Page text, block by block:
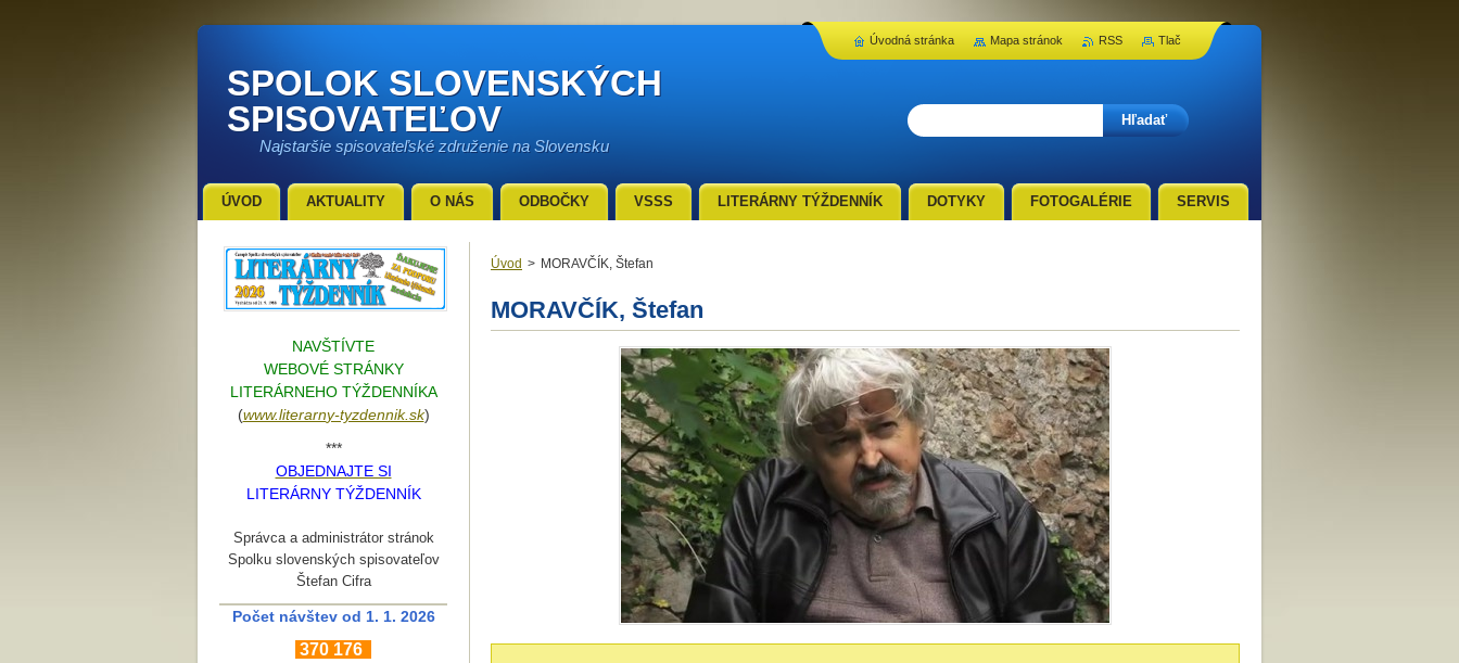
SPOLOK SLOVENSKÝCH
SPISOVATEĽOV
Najstaršie spisovateľské združenie na Slovensku
Úvod > MORAVČÍK, Štefan
MORAVČÍK, Štefan
NAVŠTÍVTE
WEBOVÉ STRÁNKY
LITERÁRNEHO TÝŽDENNÍKA
(www.literarny-tyzdennik.sk)
***
OBJEDNAJTE SI
LITERÁRNY TÝŽDENNÍK
Správca a administrátor stránok
Spolku slovenských spisovateľov
Štefan Cifra
Počet návštev od 1. 1. 2026
370 176
ÚVOD AKTUALITY O NÁS ODBOČKY VSSS LITERÁRNY TÝŽDENNÍK DOTYKY FOTOGALÉRIE SERVIS
Úvodná stránka Mapa stránok RSS Tlač